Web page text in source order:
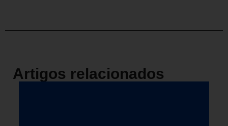
Artigos relacionados